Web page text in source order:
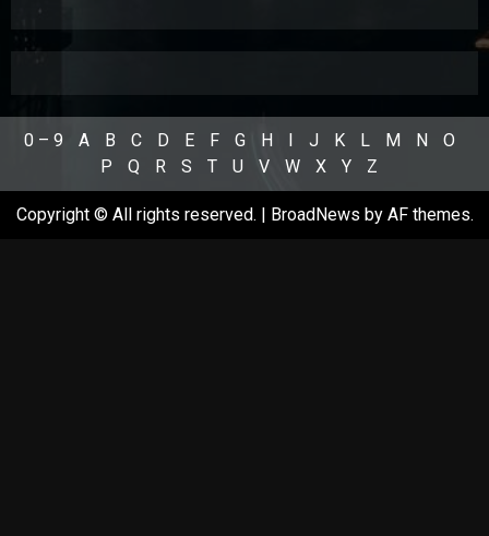
0 – 9 A B C D E F G H I J K L M N
O
P
Q R S T U V W X Y Z
Copyright © All rights reserved. | BroadNews by AF themes.